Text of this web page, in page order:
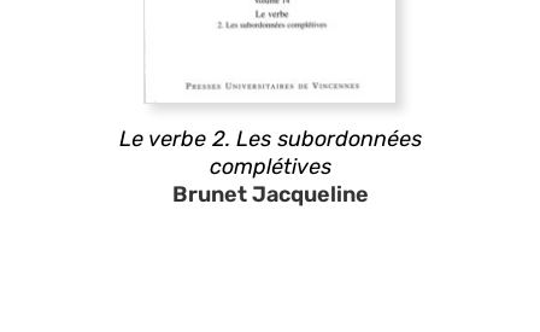
Le verbe 2. Les subordonnées
complétives
Brunet Jacqueline